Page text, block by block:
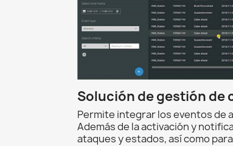
Solución de gestión de
Permite integrar los eventos de
Además de la activación y
ataques y estados, así como